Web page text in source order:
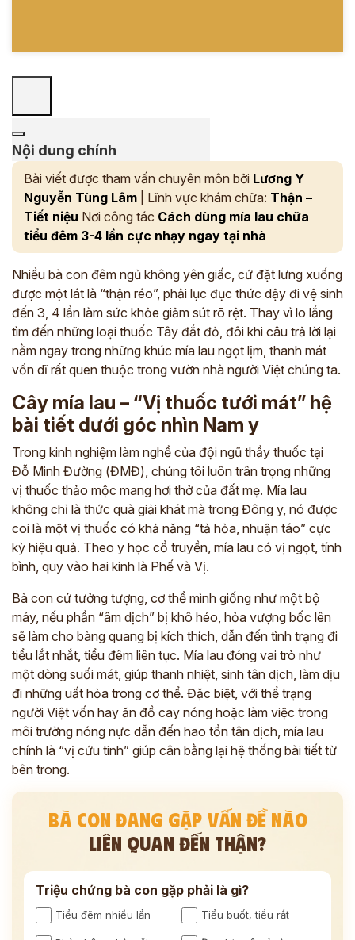
Nội dung chính
Bài viết được tham vấn chuyên môn bởi Lương Y
Nguyễn Tùng Lâm | Lĩnh vực khám chữa: Thận –
Tiết niệu Nơi công tác Cách dùng mía lau chữa
tiểu đêm 3-4 lần cực nhạy ngay tại nhà
Nhiều bà con đêm ngủ không yên giấc, cứ đặt lưng xuống
được một lát là “thận réo”, phải lục đục thức dậy đi vệ sinh
đến 3, 4 lần làm sức khỏe giảm sút rõ rệt. Thay vì lo lắng
tìm đến những loại thuốc Tây đắt đỏ, đôi khi câu trả lời lại
nằm ngay trong những khúc mía lau ngọt lịm, thanh mát
vốn dĩ rất quen thuộc trong vườn nhà người Việt chúng ta.
Cây mía lau – “Vị thuốc tưới mát” hệ
bài tiết dưới góc nhìn Nam y
Trong kinh nghiệm làm nghề của đội ngũ thầy thuốc tại
Đỗ Minh Đường (ĐMĐ), chúng tôi luôn trân trọng những
vị thuốc thảo mộc mang hơi thở của đất mẹ. Mía lau
không chỉ là thức quà giải khát mà trong Đông y, nó được
coi là một vị thuốc có khả năng “tả hỏa, nhuận táo” cực
kỳ hiệu quả. Theo y học cổ truyền, mía lau có vị ngọt, tính
bình, quy vào hai kinh là Phế và Vị.
Bà con cứ tưởng tượng, cơ thể mình giống như một bộ
máy, nếu phần “âm dịch” bị khô héo, hỏa vượng bốc lên
sẽ làm cho bàng quang bị kích thích, dẫn đến tình trạng đi
tiểu lắt nhắt, tiểu đêm liên tục. Mía lau đóng vai trò như
một dòng suối mát, giúp thanh nhiệt, sinh tân dịch, làm dịu
đi những uất hỏa trong cơ thể. Đặc biệt, với thể trạng
người Việt vốn hay ăn đồ cay nóng hoặc làm việc trong
môi trường nóng nực dẫn đến hao tổn tân dịch, mía lau
chính là “vị cứu tinh” giúp cân bằng lại hệ thống bài tiết từ
bên trong.
BÀ CON ĐANG GẶP VẤN ĐỀ NÀO
LIÊN QUAN ĐẾN THẬN?
Triệu chứng bà con gặp phải là gì?
Tiểu đêm nhiều lần Tiểu buốt, tiểu rắt